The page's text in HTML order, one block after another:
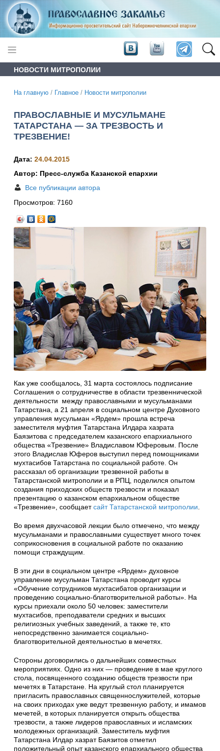
НОВОСТИ МИТРОПОЛИИ
На главную / Главное / Новости митрополии
ПРАВОСЛАВНЫЕ И МУСУЛЬМАНЕ
ТАТАРСТАНА — ЗА ТРЕЗВОСТЬ И
ТРЕЗВЕНИЕ!
Дата: 24.04.2015
Автор: Пресс-служба Казанской епархии
Все публикации автора
Просмотров: 7160
Как уже сообщалось, 31 марта состоялось подписание
Соглашения о сотрудничестве в области трезвеннической
деятельности между православными и мусульманами
Татарстана, а 21 апреля в социальном центре Духовного
управления мусульман «Ярдем» прошла встреча
заместителя муфтия Татарстана Илдара хазрата
Баязитова с председателем казанского епархиального
общества «Трезвение» Владиславом Юферовым. После
этого Владислав Юферов выступил перед помощниками
мухтасибов Татарстана по социальной работе. Он
рассказал об организации трезвенной работы в
Татарстанской митрополии и в РПЦ, поделился опытом
создания приходских обществ трезвости и показал
презентацию о казанском епархиальном обществе
«Трезвение», сообщаетсайт Татарстанской митрополии.
Во время двухчасовой лекции было отмечено, что между
мусульманами и православными существует много точек
соприкосновения в социальной работе по оказанию
помощи страждущим.
В эти дни в социальном центре «Ярдем» духовное
управление мусульман Татарстана проводит курсы
«Обучение сотрудников мухтасибатов организации и
проведению социально-благотворительной работы». На
курсы приехали около 50 человек: заместители
мухтасибов, преподаватели средних и высших
религиозных учебных заведений, а также те, кто
непосредственно занимается социально-
благотворительной деятельностью в мечетях.
Стороны договорились о дальнейших совместных
мероприятиях. Одно из них — проведение в мае круглого
стола, посвященного созданию обществ трезвости при
мечетях в Татарстане. На круглый стол планируется
пригласить православных священнослужителей, которые
на своих приходах уже ведут трезвенную работу, и имамов
мечетей, в которых планируется открыть общества
трезвости, а также лидеров православных и исламских
молодежных организаций. Заместитель муфтия
Татарстана Илдар хазрат Баязитов отметил
положительный опыт казанского епархиального общества